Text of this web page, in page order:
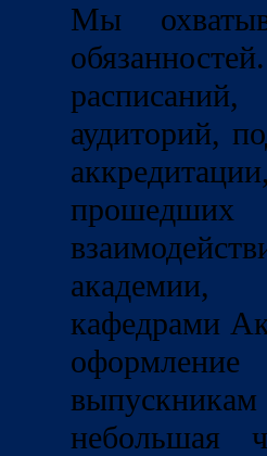
Мы
аудиторий,
академии,
кафедрами
небольшая